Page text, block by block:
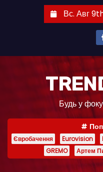
Вс. Авг
Будь у
Євробачення Eurovision
GREMO
Артем